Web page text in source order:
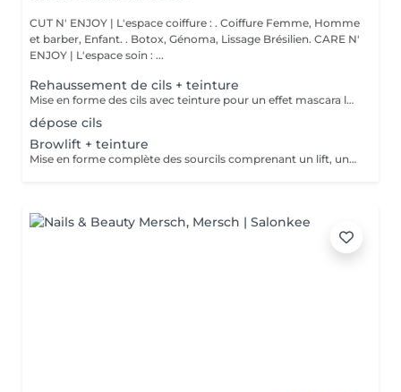
CUT N' ENJOY | L'espace coiffure : . Coiffure Femme, Homme
et barber, Enfant. . Botox, Génoma, Lissage Brésilien. CARE N'
ENJOY | L'espace soin : ...
Rehaussement de cils + teinture
Mise en forme des cils avec teinture pour un effet mascara longue durée.
dépose cils
Browlift + teinture
Mise en forme complète des sourcils comprenant un lift, une épilation et la teinture.